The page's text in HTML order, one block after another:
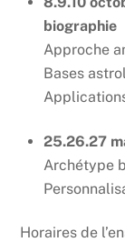
biographie
Approche
Bases
25.26.27
Archétype
Horaires de